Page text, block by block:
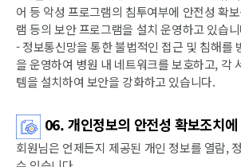
어 등 악성 프로그램의 침투여부에 안전성 확
램 등의 보안 프로그램을 설치 운영하고 있습
- 정보통신망을 통한 불법적인 접근 및 침해를
을 운영하여 병원 내 네트워크를 보호하고, 각
템을 설치하여 보안을 강화하고 있습니다.
06. 개인정보의 안전성 확보조치
회원님은 언제든지 제공된 개인 정보를 열람,